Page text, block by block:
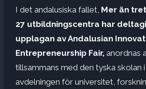
I det andalusiska fallet, Mer än
27 utbildningscentra har
upplagan av Andalusian
Entrepreneurship Fair, anordnas
tillsammans med den tyska skolan i
avdelningen för universitet,